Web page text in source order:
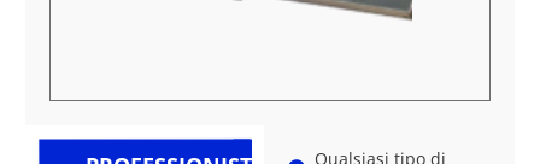
Qualsiasi tipo di